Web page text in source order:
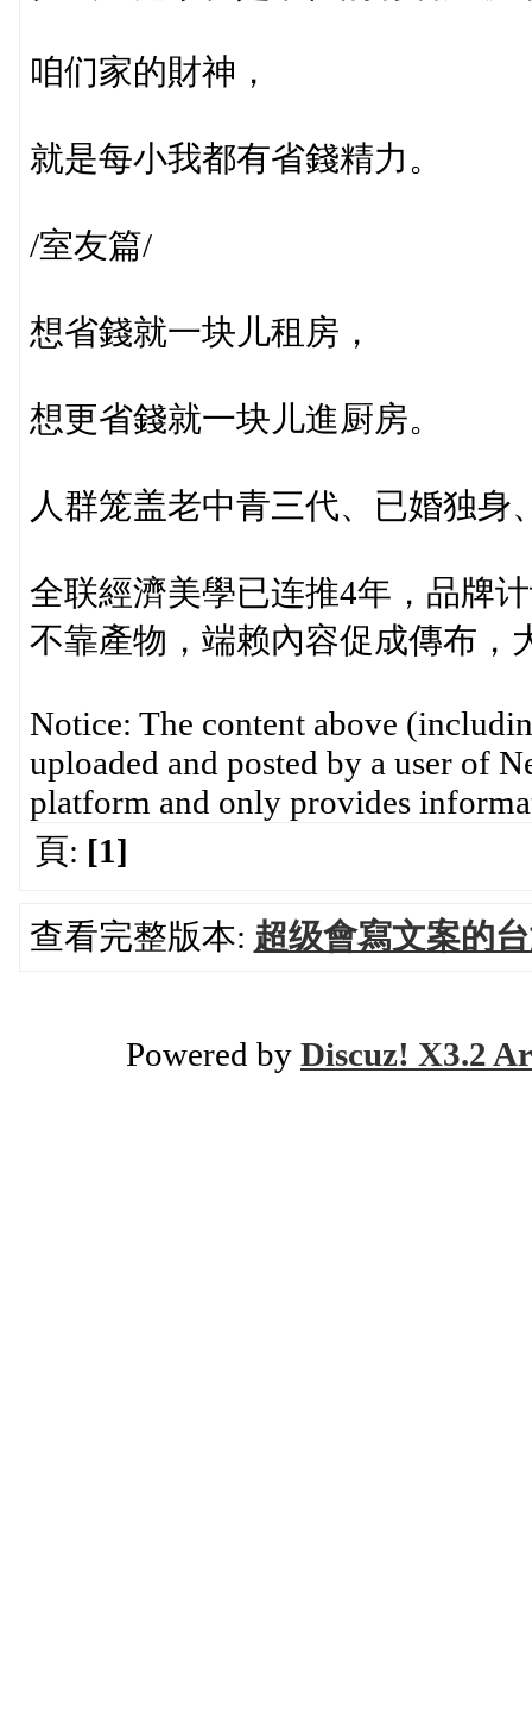
咱们家的財神，
就是每小我都有省錢精力。
/室友篇/
想省錢就一块儿租房，
想更省錢就一块儿進厨房。
人群笼盖老中青三代、已婚独身
全联經濟美學已连推4年，品牌
不靠產物，端赖內容促成傳布，
Notice: The content above
uploaded and posted by a user of
platform and only provides
頁: [1]
查看完整版本: 超级會寫文案的
Powered by Discuz! X3.2